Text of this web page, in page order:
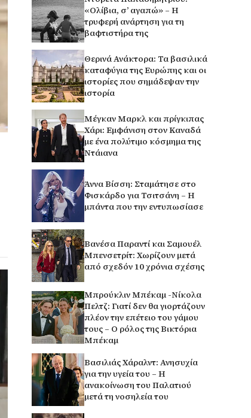
«Ολίβια, σ’ αγαπώ» – Η
τρυφερή ανάρτηση για τη
βαφτιστήρα της
Θερινά Ανάκτορα: Τα βασιλικά
καταφύγια της Ευρώπης και οι
ιστορίες που σημάδεψαν την
ιστορία
Μέγκαν Μαρκλ και πρίγκιπας
Χάρι: Εμφάνιση στον Καναδά
με ένα πολύτιμο κόσμημα της
Ντάιανα
Άννα Βίσση: Σταμάτησε στο
Φισκάρδο για Τσιτσάνη – Η
μπάντα που την εντυπωσίασε
Βανέσα Παραντί και Σαμουέλ
Μπενσετρίτ: Χωρίζουν μετά
από σχεδόν 10 χρόνια σχέσης
Μπρούκλιν Μπέκαμ -Νίκολα
Πελτζ: Γιατί δεν θα γιορτάζουν
πλέον την επέτειο του γάμου
τους – Ο ρόλος της Βικτόρια
Μπέκαμ
Βασιλιάς Χάραλντ: Ανησυχία
για την υγεία του – Η
ανακοίνωση του Παλατιού
μετά τη νοσηλεία του